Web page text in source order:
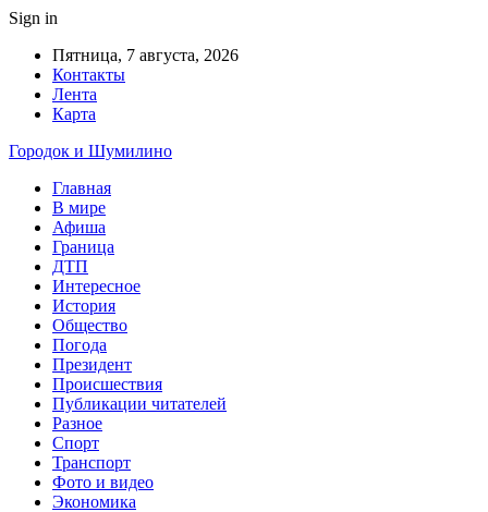
Sign in
Пятница, 7 августа, 2026
Контакты
Лента
Карта
Городок и Шумилино
Главная
В мире
Афиша
Граница
ДТП
Интересное
История
Общество
Погода
Президент
Происшествия
Публикации читателей
Разное
Спорт
Транспорт
Фото и видео
Экономика